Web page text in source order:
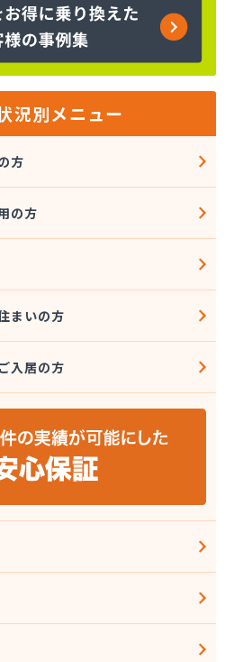
ムサービス 田主丸営業所
ムサービス 柳川営業所
米営業所
営業所 山田店
営業所 田川店
営業所 飯塚店
西営業所
東営業所
ジー
州 久留米営業所
況別メニュー
方
の方
まいの方
入居の方